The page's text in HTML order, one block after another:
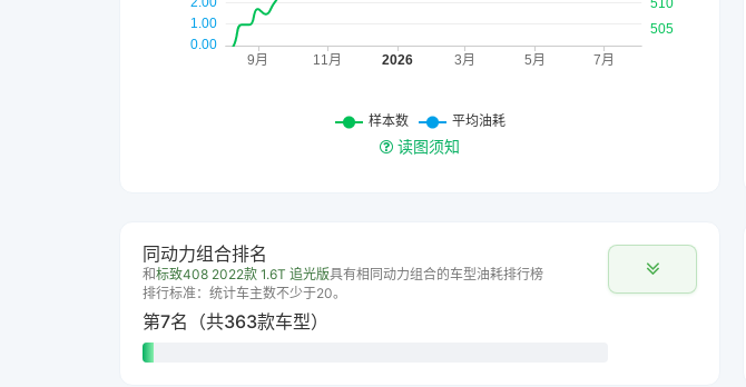
读图须知
同动力组合排名
和标致408 2022款 1.6T 追光版具有相同动力组合的车型油耗排行榜
排行标准：统计车主数不少于20。
第7名（共363款车型）